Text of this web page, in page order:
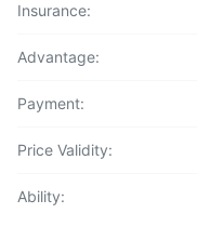
Insurance:
Advantage:
Payment:
Price Validity:
Ability: